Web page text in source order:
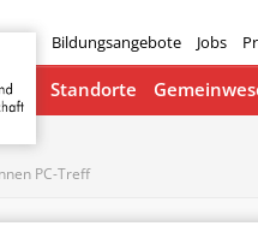
Bildungsangebote Jobs
Standorte
PC-Treff